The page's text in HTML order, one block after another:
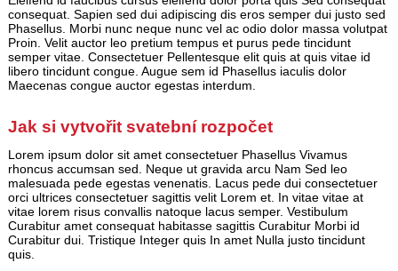
consequat. Sapien sed dui adipiscing dis eros semper dui justo sed
Phasellus. Morbi nunc neque nunc vel ac odio dolor massa volutpat
Proin. Velit auctor leo pretium tempus et purus pede tincidunt
semper vitae. Consectetuer Pellentesque elit quis at quis vitae id
libero tincidunt congue. Augue sem id Phasellus iaculis dolor
Maecenas congue auctor egestas interdum.
Jak si vytvořit svatební rozpočet
Lorem ipsum dolor sit amet consectetuer Phasellus Vivamus
rhoncus accumsan sed. Neque ut gravida arcu Nam Sed leo
malesuada pede egestas venenatis. Lacus pede dui consectetuer
orci ultrices consectetuer sagittis velit Lorem et. In vitae vitae at
vitae lorem risus convallis natoque lacus semper. Vestibulum
Curabitur amet consequat habitasse sagittis Curabitur Morbi id
Curabitur dui. Tristique Integer quis In amet Nulla justo tincidunt
quis.